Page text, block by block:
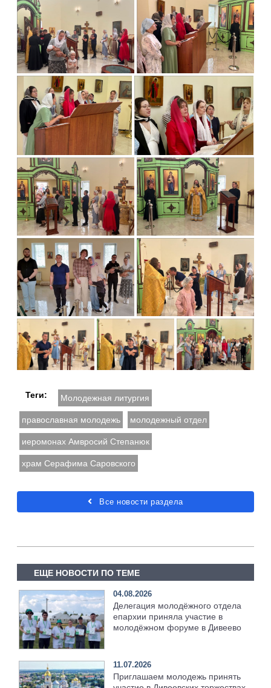
Теги: Молодежная литургия
православная молодежь молодежный отдел
иеромонах Амвросий Степанюк
храм Серафима Саровского
Все новости раздела
ЕЩЕ НОВОСТИ ПО ТЕМЕ
04.08.2026
Делегация молодёжного отдела
епархии приняла участие в
молодёжном форуме в Дивеево
11.07.2026
Приглашаем молодежь принять